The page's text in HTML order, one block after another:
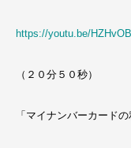
https://youtu.be/
（２０分５０秒）
「マイナンバーカード